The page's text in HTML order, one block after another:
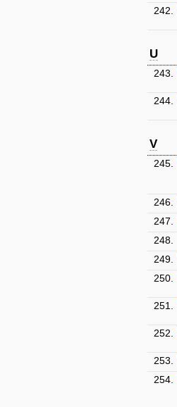
242.
U
243.
244.
V
245.
246.
247.
248.
249.
250.
251.
252.
253.
254.